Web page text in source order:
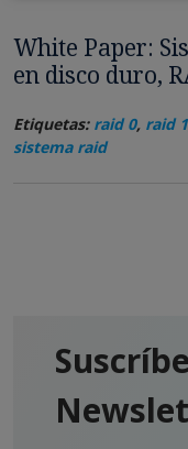
White Paper:
en disco duro,
Etiquetas: raid 0, raid 1
sistema raid